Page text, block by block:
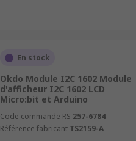
En stock
Okdo Module I2C 1602 Module
d'afficheur I2C 1602 LCD
Micro:bit et Arduino
Code commande RS 257-6784
Référence fabricant TS2159-A